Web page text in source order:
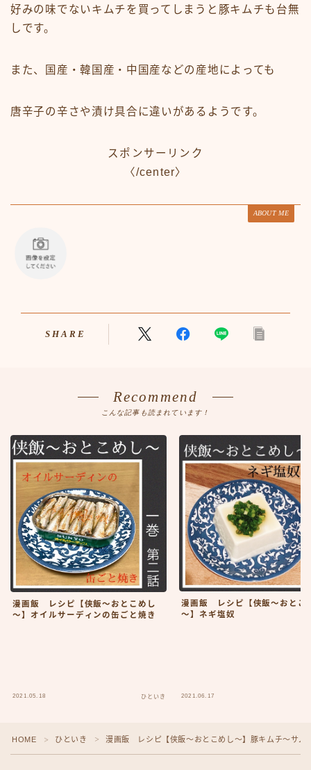
好みの味でないキムチを買ってしまうと豚キムチも台無
しです。
また、国産・韓国産・中国産などの産地によっても
唐辛子の辛さや漬け具合に違いがあるようです。
スポンサーリンク
〈/center〉
ABOUT ME
SHARE
Recommend
こんな記事も読まれています！
漫画飯 レシピ【侠飯～おとこめし
～】オイルサーディンの缶ごと焼き
2021.05.18 ひといき
漫画飯 レシピ【侠飯～おとこ
～】ネギ塩奴
2021.06.17
HOME ＞ ひといき ＞ 漫画飯 レシピ【侠飯～おとこめし～】豚キムチ～サム